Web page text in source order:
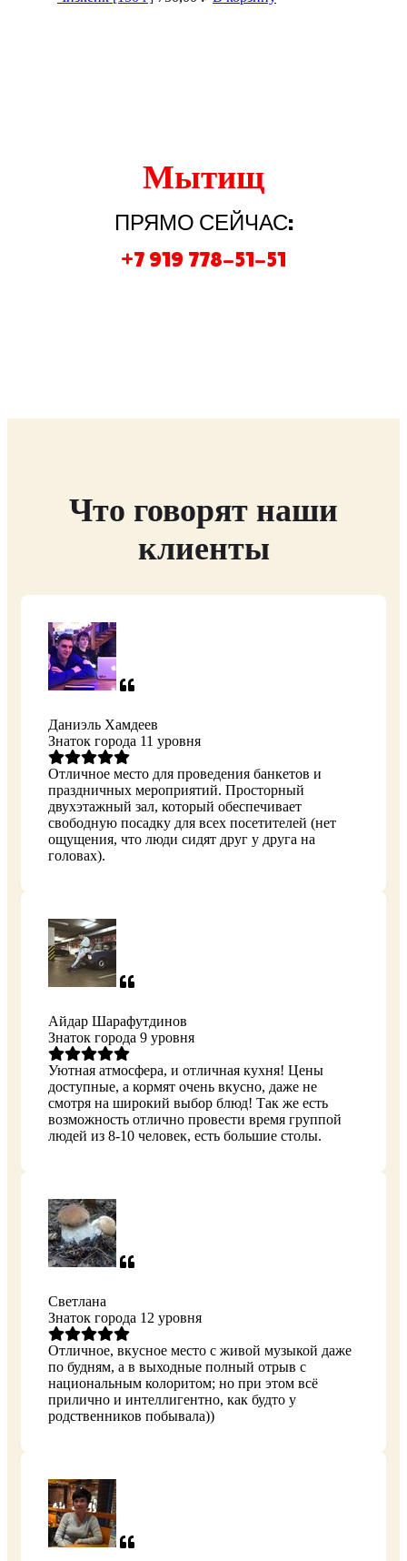
Мытищ
ПРЯМО СЕЙЧАС:
+7 919 778-51-51
Что говорят наши
клиенты
Даниэль Хамдеев
Знаток города 11 уровня
Отличное место для проведения банкетов и
праздничных мероприятий. Просторный
двухэтажный зал, который обеспечивает
свободную посадку для всех посетителей (нет
ощущения, что люди сидят друг у друга на
головах).
Айдар Шарафутдинов
Знаток города 9 уровня
Уютная атмосфера, и отличная кухня! Цены
доступные, а кормят очень вкусно, даже не
смотря на широкий выбор блюд! Так же есть
возможность отлично провести время группой
людей из 8-10 человек, есть большие столы.
Светлана
Знаток города 12 уровня
Отличное, вкусное место с живой музыкой даже
по будням, а в выходные полный отрыв с
национальным колоритом; но при этом всё
прилично и интеллигентно, как будто у
родственников побывала))